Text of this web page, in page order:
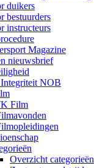
duikers
bestuurders
instructeurs
Magazine
nieuwsbrief
NOB
Film
Overzicht categorieën